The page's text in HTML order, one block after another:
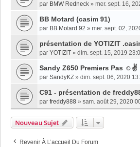
par BMW Redneck » mer. sept. 16,
BB Motard (casim 91)
par BB Motard 92 » mer. sept. 02,
présentation de YOTIZIT
par YOTIZIT » dim. sept. 15, 2019
Sandy Z650 Premiers Pas ☺✌
par SandyKZ » dim. sept. 06, 2020
C91 - présentation de
par freddy888 » sam. août 29, 2020
Nouveau Sujet
Revenir À L’accueil Du Forum